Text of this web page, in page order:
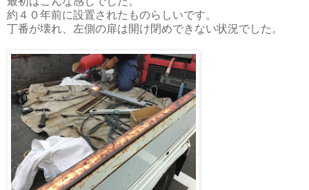
約４０年前に設置されたものらしいです。
丁番が壊れ、左側の扉は開け閉めできない状況でした。